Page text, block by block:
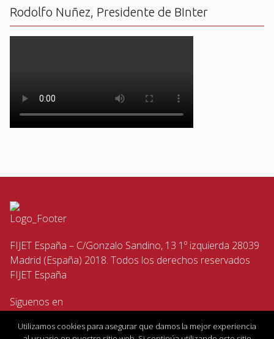
Rodolfo Nuñez, Presidente de BInter
FIJET España – C/Gonzalo Sandino, 13 1º izquierda 28039
Madrid (España) 2018. Todos los derechos reservados
FIJET España
Siguenos en
Utilizamos cookies para asegurar que damos la mejor experiencia